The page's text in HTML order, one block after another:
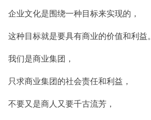
企业文化是围绕一种目标来实现的，
这种目标就是要具有商业的价值和利益。
我们是商业集团，
只求商业集团的社会责任和利益，
不要又是商人又要千古流芳，